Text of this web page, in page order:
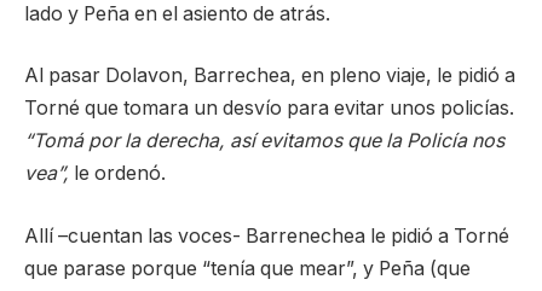
lado y Peña en el asiento de atrás.
Al pasar Dolavon, Barrechea, en pleno viaje, le pidió a
Torné que tomara un desvío para evitar unos policías.
“Tomá por la derecha, así evitamos que la Policía nos
vea”, le ordenó.
Allí –cuentan las voces- Barrenechea le pidió a Torné
que parase porque “tenía que mear”, y Peña (que